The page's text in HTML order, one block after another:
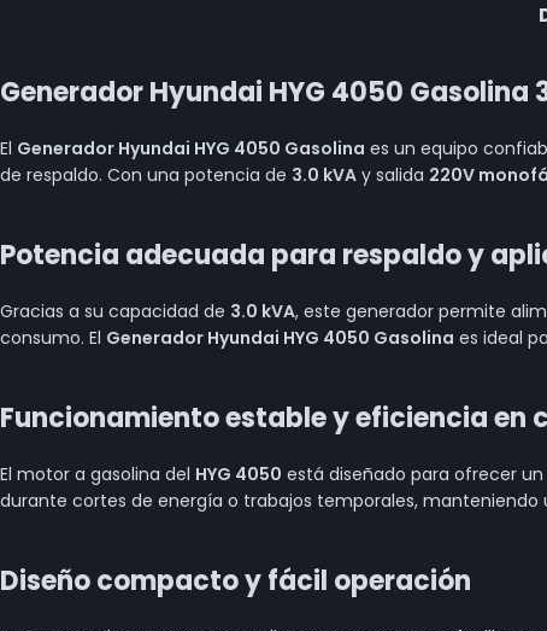
Generador Hyundai HYG 4050 Gasolina
El Generador Hyundai HYG 4050 Gasolina es un equipo
de respaldo. Con una potencia de 3.0 kVA y salida 220V
Potencia adecuada para respaldo y
Gracias a su capacidad de 3.0 kVA, este generador permite
consumo. El Generador Hyundai HYG 4050 Gasolina es ideal
Funcionamiento estable y eficiencia en
El motor a gasolina del HYG 4050 está diseñado para ofrecer
durante cortes de energía o trabajos temporales,
Diseño compacto y fácil operación